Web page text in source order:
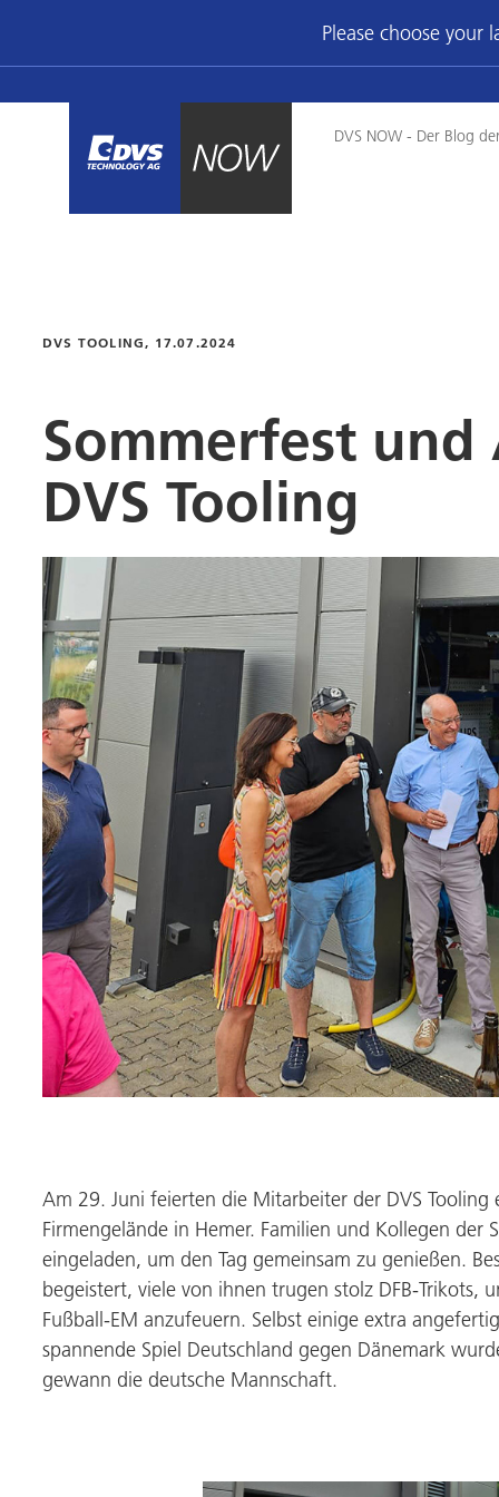
Please choose your
DVS NOW - Der Blog
DVS TOOLING, 17.07.2024
Sommerfest und
DVS Tooling
Am 29. Juni feierten die Mitarbeiter der DVS Tooling
Firmengelände in Hemer. Familien und Kollegen der
eingeladen, um den Tag gemeinsam zu genießen.
begeistert, viele von ihnen trugen stolz DFB-Trikots,
Fußball-EM anzufeuern. Selbst einige extra
spannende Spiel Deutschland gegen Dänemark
gewann die deutsche Mannschaft.